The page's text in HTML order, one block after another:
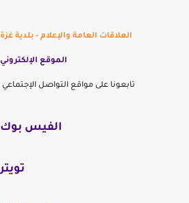
العلاقات العامة والإعلام - بلدية غزة
الموقع الإلكتروني
تابعونا على مواقع التواصل الإجتماعي
الفيس بوك
تويتر